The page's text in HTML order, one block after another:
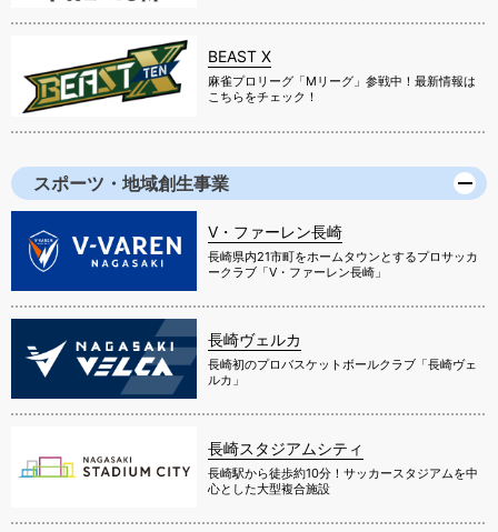
BEAST X
麻雀プロリーグ「Mリーグ」参戦中！最新情報は
こちらをチェック！
スポーツ・地域創生事業
V・ファーレン長崎
長崎県内21市町をホームタウンとするプロサッカ
ークラブ「V・ファーレン長崎」
長崎ヴェルカ
長崎初のプロバスケットボールクラブ「長崎ヴェ
ルカ」
長崎スタジアムシティ
長崎駅から徒歩約10分！サッカースタジアムを中
心とした大型複合施設